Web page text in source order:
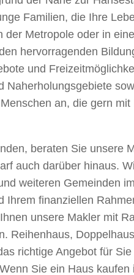
Familien, die Ihre
Metropole oder in
hervorragenden
und
Naherholungsgebiete
an, die gern
beraten Sie unsere
auch darüber hinaus.
weiteren Gemeinden
Ihrem finanziellen
unsere Makler mit
Reihenhaus,
richtige Angebot für
Sie ein Haus